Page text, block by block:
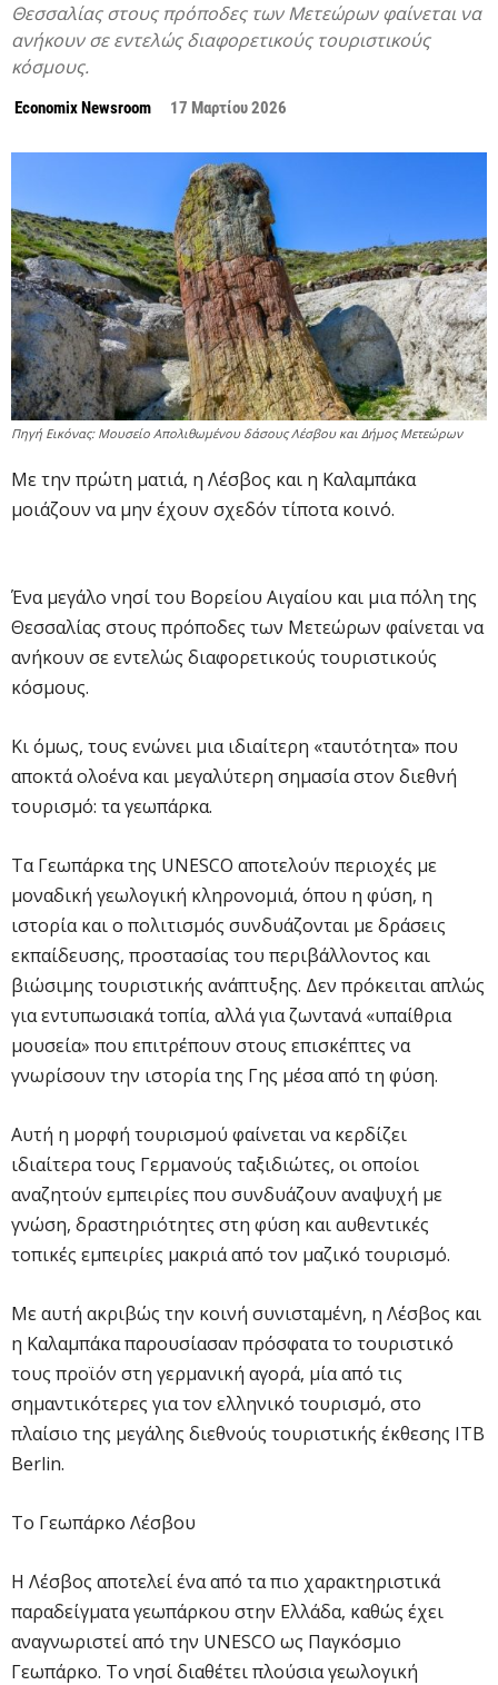
Θεσσαλίας στους πρόποδες των Μετεώρων φαίνεται να
ανήκουν σε εντελώς διαφορετικούς τουριστικούς
κόσμους.
Economix Newsroom 17 Μαρτίου 2026
Πηγή Εικόνας: Μουσείο Απολιθωμένου δάσους Λέσβου και Δήμος Μετεώρων
Με την πρώτη ματιά, η Λέσβος και η Καλαμπάκα
μοιάζουν να μην έχουν σχεδόν τίποτα κοινό.
Ένα μεγάλο νησί του Βορείου Αιγαίου και μια πόλη της
Θεσσαλίας στους πρόποδες των Μετεώρων φαίνεται να
ανήκουν σε εντελώς διαφορετικούς τουριστικούς
κόσμους.
Κι όμως, τους ενώνει μια ιδιαίτερη «ταυτότητα» που
αποκτά ολοένα και μεγαλύτερη σημασία στον διεθνή
τουρισμό: τα γεωπάρκα.
Τα Γεωπάρκα της UNESCO αποτελούν περιοχές με
μοναδική γεωλογική κληρονομιά, όπου η φύση, η
ιστορία και ο πολιτισμός συνδυάζονται με δράσεις
εκπαίδευσης, προστασίας του περιβάλλοντος και
βιώσιμης τουριστικής ανάπτυξης. Δεν πρόκειται απλώς
για εντυπωσιακά τοπία, αλλά για ζωντανά «υπαίθρια
μουσεία» που επιτρέπουν στους επισκέπτες να
γνωρίσουν την ιστορία της Γης μέσα από τη φύση.
Αυτή η μορφή τουρισμού φαίνεται να κερδίζει
ιδιαίτερα τους Γερμανούς ταξιδιώτες, οι οποίοι
αναζητούν εμπειρίες που συνδυάζουν αναψυχή με
γνώση, δραστηριότητες στη φύση και αυθεντικές
τοπικές εμπειρίες μακριά από τον μαζικό τουρισμό.
Με αυτή ακριβώς την κοινή συνισταμένη, η Λέσβος και
η Καλαμπάκα παρουσίασαν πρόσφατα το τουριστικό
τους προϊόν στη γερμανική αγορά, μία από τις
σημαντικότερες για τον ελληνικό τουρισμό, στο
πλαίσιο της μεγάλης διεθνούς τουριστικής έκθεσης ITB
Berlin.
Το Γεωπάρκο Λέσβου
Η Λέσβος αποτελεί ένα από τα πιο χαρακτηριστικά
παραδείγματα γεωπάρκου στην Ελλάδα, καθώς έχει
αναγνωριστεί από την UNESCO ως Παγκόσμιο
Γεωπάρκο. Το νησί διαθέτει πλούσια γεωλογική